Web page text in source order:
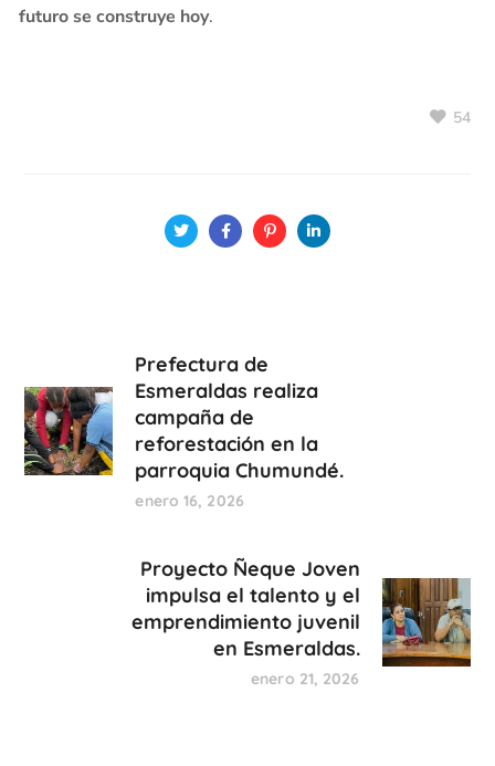
futuro se construye hoy.
54
Prefectura de
Esmeraldas realiza
campaña de
reforestación en la
parroquia Chumundé.
enero 16, 2026
Proyecto Ñeque Joven
impulsa el talento y el
emprendimiento juvenil
en Esmeraldas.
enero 21, 2026